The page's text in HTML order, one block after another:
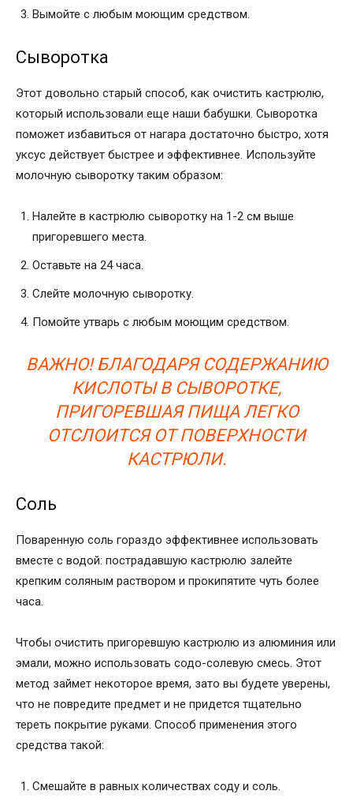
Вымойте с любым моющим средством.
Сыворотка
Этот довольно старый способ, как очистить кастрюлю,
который использовали еще наши бабушки. Сыворотка
поможет избавиться от нагара достаточно быстро, хотя
уксус действует быстрее и эффективнее. Используйте
молочную сыворотку таким образом:
Налейте в кастрюлю сыворотку на 1-2 см выше
пригоревшего места.
Оставьте на 24 часа.
Слейте молочную сыворотку.
Помойте утварь с любым моющим средством.
ВАЖНО! БЛАГОДАРЯ СОДЕРЖАНИЮ
КИСЛОТЫ В СЫВОРОТКЕ,
ПРИГОРЕВШАЯ ПИЩА ЛЕГКО
ОТСЛОИТСЯ ОТ ПОВЕРХНОСТИ
КАСТРЮЛИ.
Соль
Поваренную соль гораздо эффективнее использовать
вместе с водой: пострадавшую кастрюлю залейте
крепким соляным раствором и прокипятите чуть более
часа.
Чтобы очистить пригоревшую кастрюлю из алюминия или
эмали, можно использовать содо-солевую смесь. Этот
метод займет некоторое время, зато вы будете уверены,
что не повредите предмет и не придется тщательно
тереть покрытие руками. Способ применения этого
средства такой:
Смешайте в равных количествах соду и соль.